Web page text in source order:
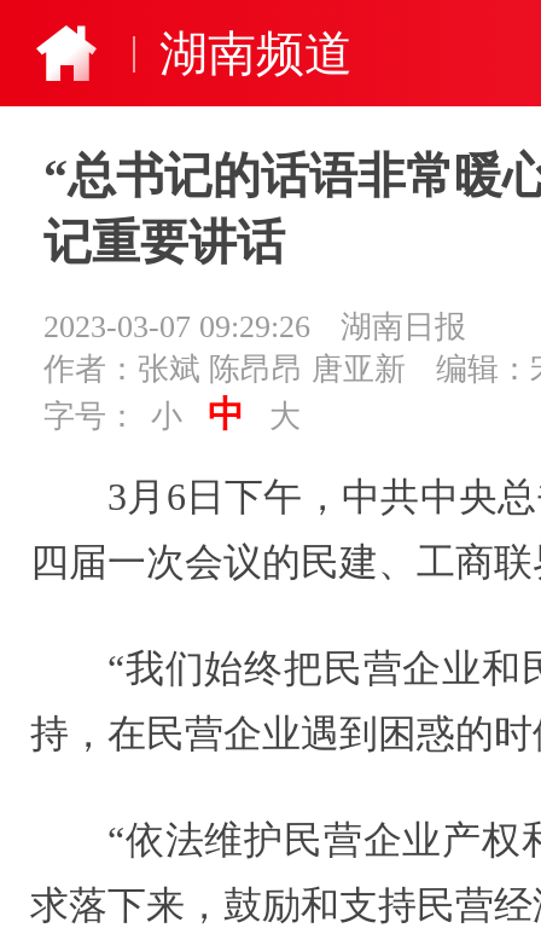
湖南频道
“总书记的话语非常暖
记重要讲话
2023-03-07 09:29:26
湖南日报
作者：张斌 陈昂昂 唐亚新
编辑：
字号：
小 中 大
3月6日下午，中共中央
四届一次会议的民建、工商
“我们始终把民营企业
持，在民营企业遇到困惑的
“依法维护民营企业产
求落下来，鼓励和支持民营